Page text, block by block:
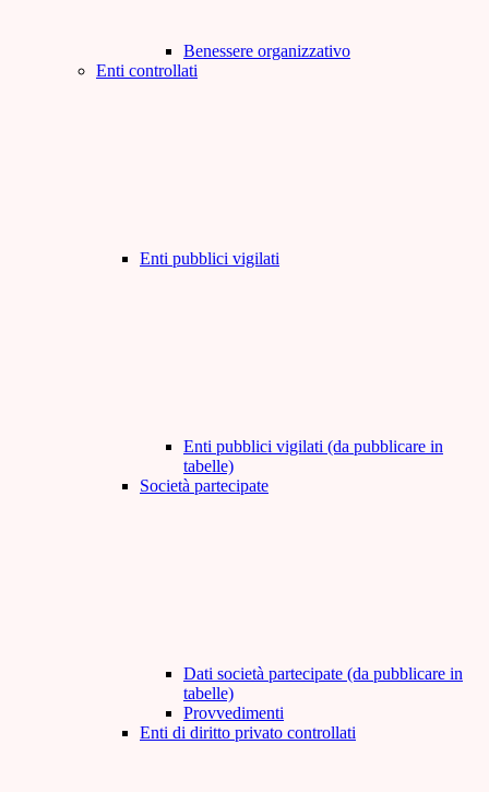
Benessere organizzativo
Enti controllati
Enti pubblici vigilati
Enti pubblici vigilati (da pubblicare in
tabelle)
Società partecipate
Dati società partecipate (da pubblicare in
tabelle)
Provvedimenti
Enti di diritto privato controllati